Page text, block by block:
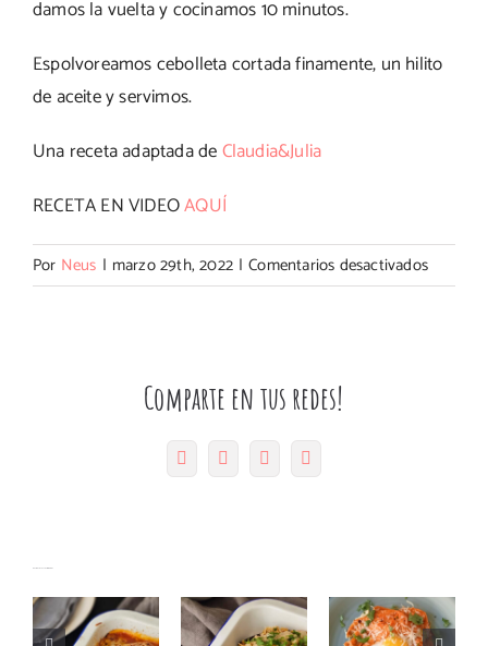
damos la vuelta y cocinamos 10 minutos.
Espolvoreamos cebolleta cortada finamente, un hilito
de aceite y servimos.
Una receta adaptada deClaudia&Julia
RECETA EN VIDEOAQUÍ
Por Neus | marzo 29th, 2022 | Comentarios desactivadosen
Comparte en tus redes!
FacebookTwitter Pinterest
electrónico
calabacín
Berenjena
Nidos de